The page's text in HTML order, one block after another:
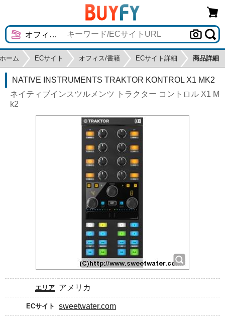
ホーム ECサイト オフィス/書籍 ECサイト詳細 商品詳細
NATIVE INSTRUMENTS TRAKTOR KONTROL X1 MK2
ネイティブインスツルメンツ トラクター コントロル X1 M
k2
エリア アメリカ
ECサイト sweetwater.com